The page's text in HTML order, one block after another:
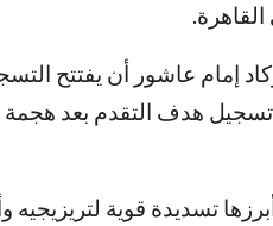
إمام عاشور أن يفتتح
هدف التقدم بعد
تسديدة قوية لتريزيجيه